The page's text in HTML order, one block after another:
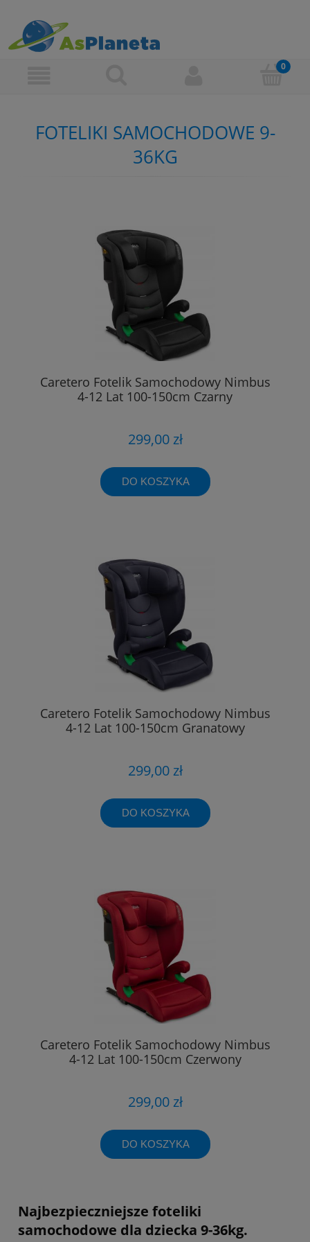
FOTELIKI SAMOCHODOWE 9-
36KG
Caretero Fotelik Samochodowy Nimbus
4-12 Lat 100-150cm Czarny
299,00 zł
DO KOSZYKA
Caretero Fotelik Samochodowy Nimbus
4-12 Lat 100-150cm Granatowy
299,00 zł
DO KOSZYKA
Caretero Fotelik Samochodowy Nimbus
4-12 Lat 100-150cm Czerwony
299,00 zł
DO KOSZYKA
Najbezpieczniejsze foteliki
samochodowe dla dziecka 9-36kg.